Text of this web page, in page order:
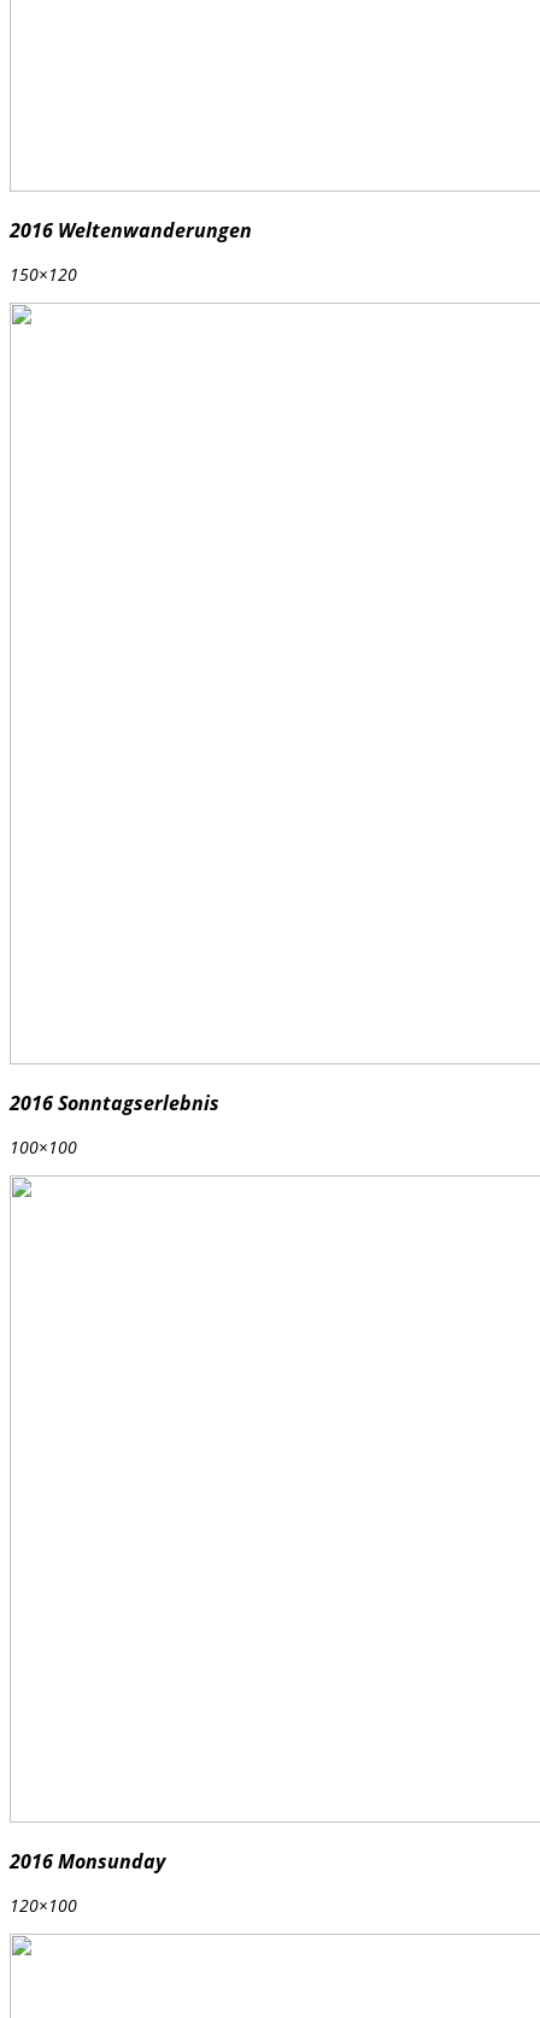
2016 Weltenwanderungen
150×120
2016 Sonntagserlebnis
100×100
2016 Monsunday
120×100